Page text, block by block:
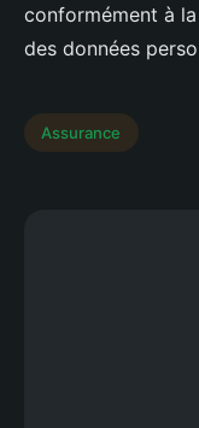
conformément à
des données
Assurance